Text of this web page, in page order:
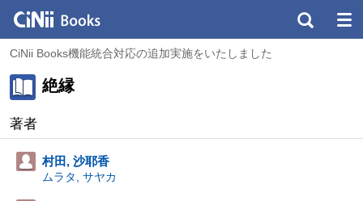
CiNii Books機能統合対応の追加実施をいたしました
絶縁
著者
村田, 沙耶香
ムラタ, サヤカ